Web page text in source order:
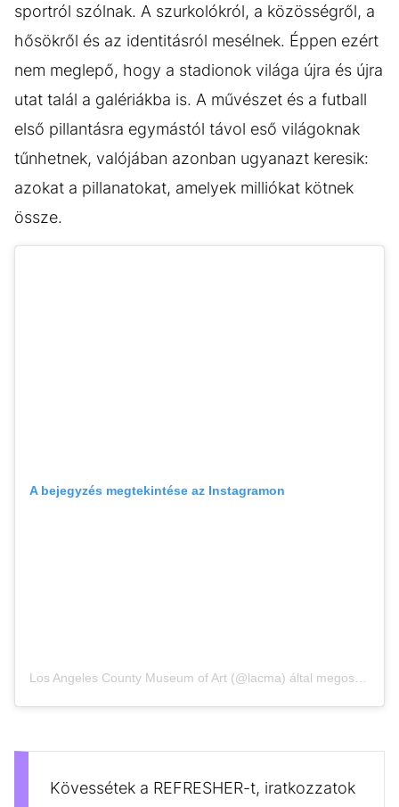
sportról szólnak. A szurkolókról, a közösségről, a
hősökről és az identitásról mesélnek. Éppen ezért
nem meglepő, hogy a stadionok világa újra és újra
utat talál a galériákba is. A művészet és a futball
első pillantásra egymástól távol eső világoknak
tűnhetnek, valójában azonban ugyanazt keresik:
azokat a pillanatokat, amelyek milliókat kötnek
össze.
A bejegyzés megtekintése az Instagramon
Kövessétek a REFRESHER-t, iratkozzatok